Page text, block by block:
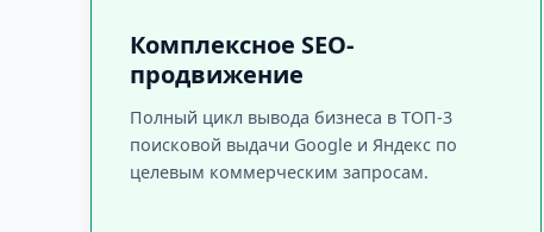
Комплексное SEO-
продвижение
Полный цикл вывода бизнеса в ТОП-3
поисковой выдачи Google и Яндекс по
целевым коммерческим запросам.